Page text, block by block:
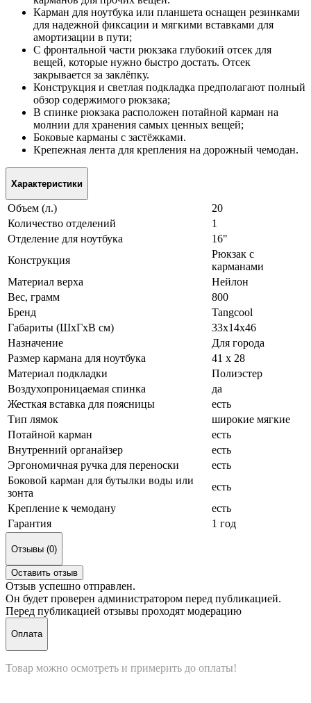
Карман для ноутбука или планшета оснащен резинками
для надежной фиксации и мягкими вставками для
амортизации в пути;
С фронтальной части рюкзака глубокий отсек для
вещей, которые нужно быстро достать. Отсек
закрывается за заклёпку.
Конструкция и светлая подкладка предполагают полный
обзор содержимого рюкзака;
В спинке рюкзака расположен потайной карман на
молнии для хранения самых ценных вещей;
Боковые карманы с застёжками.
Крепежная лента для крепления на дорожный чемодан.
Характеристики
Объем (л.)
20
Количество отделений
1
Отделение для ноутбука
16"
Конструкция
Рюкзак с
карманами
Материал верха
Нейлон
Вес, грамм
800
Бренд
Tangcool
Габариты (ШxГxВ см)
33x14x46
Назначение
Для города
Размер кармана для ноутбука
41 х 28
Материал подкладки
Полиэстер
Воздухопроницаемая спинка
да
Жесткая вставка для поясницы
есть
Тип лямок
широкие мягкие
Потайной карман
есть
Внутренний органайзер
есть
Эргономичная ручка для переноски
есть
Боковой карман для бутылки воды или
зонта
есть
Крепление к чемодану
есть
Гарантия
1 год
Отзывы (0)
Оставить отзыв
Отзыв успешно отправлен.
Он будет проверен администратором перед публикацией.
Перед публикацией отзывы проходят модерацию
Оплата
Товар можно осмотреть и примерить до оплаты!